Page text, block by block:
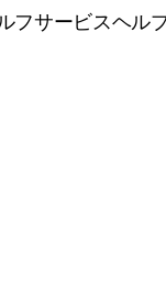
フサービスヘル